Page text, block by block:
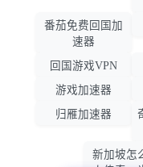
番茄免费回国加
速器
回国游戏VPN
游戏加速器
归雁加速器
新加坡怎